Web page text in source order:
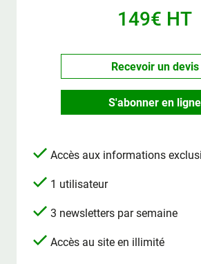
149€ HT
Recevoir un devis
S'abonner en ligne
Accès aux informations
1 utilisateur
3 newsletters par semaine
Accès au site en illimité